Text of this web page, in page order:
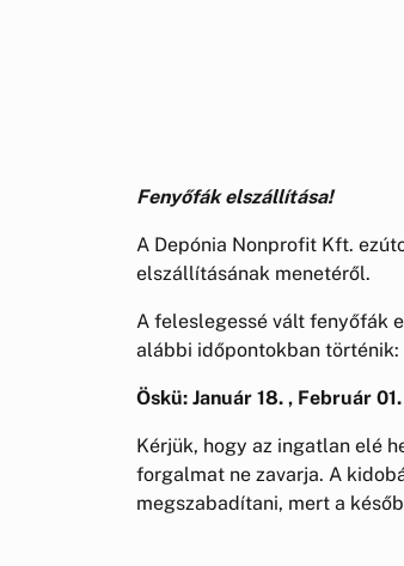
Fenyőfák elszállítása!
A Depónia Nonprofit Kft.
elszállításának menetéről.
A feleslegessé vált fenyőfák
alábbi időpontokban történik:
Öskü: Január 18. , Február 01.
Kérjük, hogy az ingatlan elé
forgalmat ne zavarja. A
megszabadítani, mert a